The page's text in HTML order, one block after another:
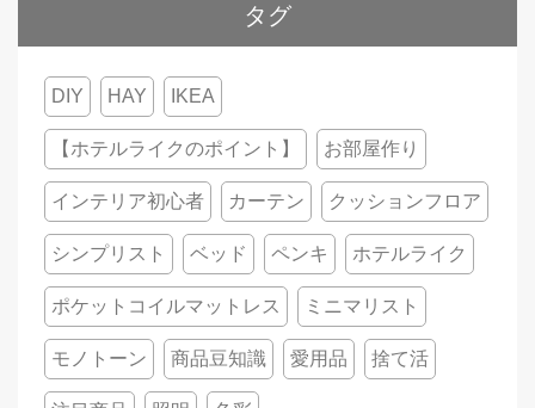
タグ
DIY HAY IKEA
【ホテルライクのポイント】 お部屋作り
インテリア初心者 カーテン クッションフロア
シンプリスト ベッド ペンキ ホテルライク
ポケットコイルマットレス ミニマリスト
モノトーン 商品豆知識 愛用品 捨て活